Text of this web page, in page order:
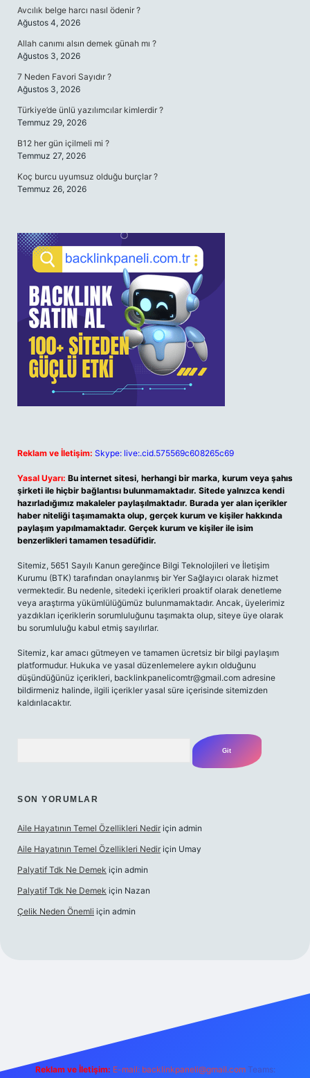
Avcılık belge harcı nasıl ödenir ?
Ağustos 4, 2026
Allah canımı alsın demek günah mı ?
Ağustos 3, 2026
7 Neden Favori Sayıdır ?
Ağustos 3, 2026
Türkiye’de ünlü yazılımcılar kimlerdir ?
Temmuz 29, 2026
B12 her gün içilmeli mi ?
Temmuz 27, 2026
Koç burcu uyumsuz olduğu burçlar ?
Temmuz 26, 2026
Reklam ve İletişim: Skype: live:.cid.575569c608265c69
Yasal Uyarı: Bu internet sitesi, herhangi bir marka, kurum veya şahıs
şirketi ile hiçbir bağlantısı bulunmamaktadır. Sitede yalnızca kendi
hazırladığımız makaleler paylaşılmaktadır. Burada yer alan içerikler
haber niteliği taşımamakta olup, gerçek kurum ve kişiler hakkında
paylaşım yapılmamaktadır. Gerçek kurum ve kişiler ile isim
benzerlikleri tamamen tesadüfidir.
Sitemiz, 5651 Sayılı Kanun gereğince Bilgi Teknolojileri ve İletişim
Kurumu (BTK) tarafından onaylanmış bir Yer Sağlayıcı olarak hizmet
vermektedir. Bu nedenle, sitedeki içerikleri proaktif olarak denetleme
veya araştırma yükümlülüğümüz bulunmamaktadır. Ancak, üyelerimiz
yazdıkları içeriklerin sorumluluğunu taşımakta olup, siteye üye olarak
bu sorumluluğu kabul etmiş sayılırlar.
Sitemiz, kar amacı gütmeyen ve tamamen ücretsiz bir bilgi paylaşım
platformudur. Hukuka ve yasal düzenlemelere aykırı olduğunu
düşündüğünüz içerikleri, backlinkpanelicomtr@gmail.com adresine
bildirmeniz halinde, ilgili içerikler yasal süre içerisinde sitemizden
kaldırılacaktır.
SON YORUMLAR
Aile Hayatının Temel Özellikleri Nedir için admin
Aile Hayatının Temel Özellikleri Nedir için Umay
Palyatif Tdk Ne Demek için admin
Palyatif Tdk Ne Demek için Nazan
Çelik Neden Önemli için admin
Reklam ve İletişim: E-mail: backlinkpaneli@gmail.com Teams: